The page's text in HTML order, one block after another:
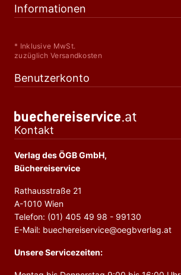
Informationen
* Inklusive MwSt.
zuzüglich Versandkosten
Benutzerkonto
Kontakt
Verlag des ÖGB GmbH,
Büchereiservice
Rathausstraße 21
A-1010 Wien
Telefon: (01) 405 49 98 - 99130
E-Mail: buechereiservice@oegbverlag.at
Unsere Servicezeiten: